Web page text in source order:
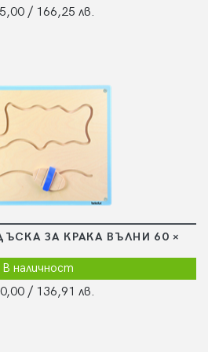
/ 166,25 лв.
ЗА КРАКА ВЪЛНИ 60 ×
В наличност
/ 136,91 лв.